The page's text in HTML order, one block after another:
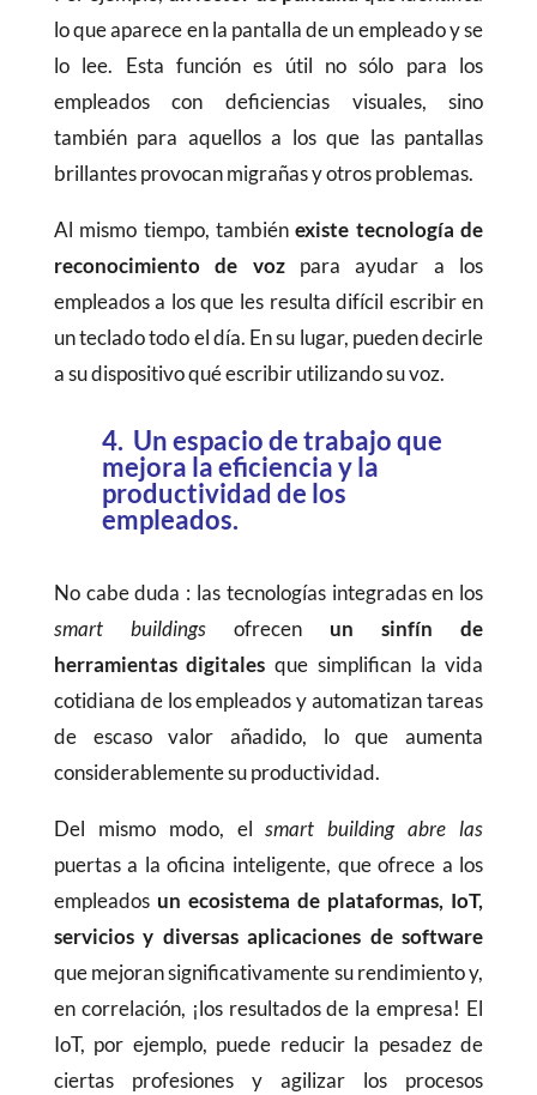
lo que aparece en la pantalla de un empleado y se
lo lee. Esta función es útil no sólo para los
empleados con deficiencias visuales, sino
también para aquellos a los que las pantallas
brillantes provocan migrañas y otros problemas.
Al mismo tiempo, tambiénexiste tecnología de
reconocimiento de voz para ayudar a los
empleados a los que les resulta difícil escribir en
un teclado todo el día. En su lugar, pueden decirle
a su dispositivo qué escribir utilizando su voz.
4. Un espacio de trabajo que
mejora la eficiencia y la
productividad de los
empleados.
No cabe duda : las tecnologías integradas en los
smart buildings ofrecen un sinfín de
herramientas digitalesque simplifican la vida
cotidiana de los empleados y automatizan tareas
de escaso valor añadido, lo que aumenta
considerablemente su productividad.
Del mismo modo, elsmart building abre las
puertas a la oficina inteligente, que ofrece a los
empleados un ecosistema de plataformas, IoT,
servicios y diversas aplicaciones de software
que mejoran significativamente su rendimiento y,
en correlación, ¡los resultados de la empresa! El
IoT, por ejemplo, puede reducir la pesadez de
ciertas profesiones y agilizar los procesos